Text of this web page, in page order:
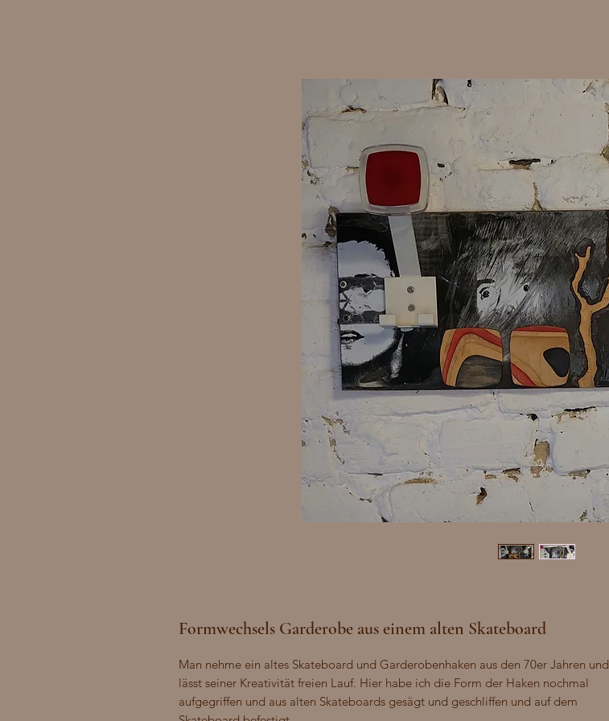
Formwechsels Garderobe aus einem alten Skateboard
Man nehme ein altes Skateboard und Garderobenhaken aus den 70er Jahren und
lässt seiner Kreativität freien Lauf. Hier habe ich die Form der Haken nochmal
aufgegriffen und aus alten Skateboards gesägt und geschliffen und auf dem